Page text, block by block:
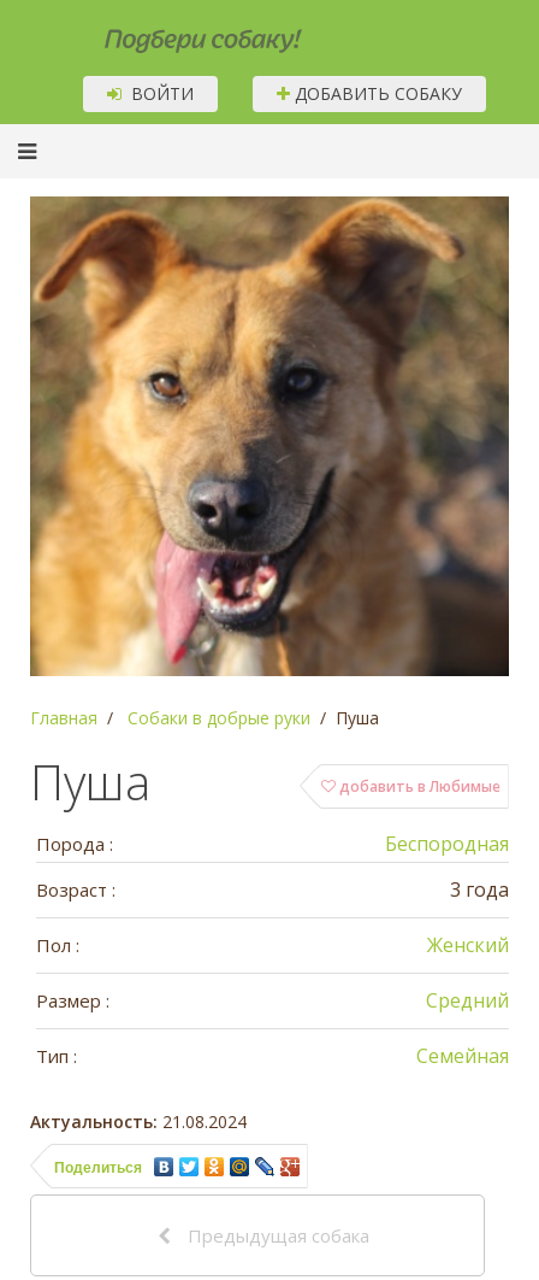
Подбери собаку!
ВОЙТИ ДОБАВИТЬ СОБАКУ
Главная Собаки в добрые руки Пуша
добавить в Любимые
Пуша
Порода : Беспородная
Возраст : 3 года
Пол : Женский
Размер : Средний
Тип : Семейная
Актуальность: 21.08.2024
Поделиться
Предыдущая собака